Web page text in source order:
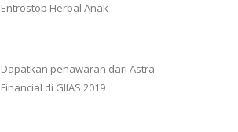
Entrostop Herbal Anak
Dapatkan penawaran dari Astra
Financial di GIIAS 2019